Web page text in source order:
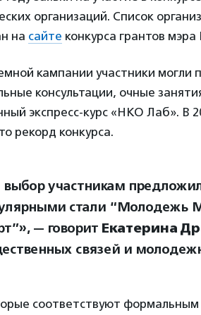
организаций. Список
на сайте конкурса грантов
кампании участники могли
консультации, очные
экспресс-курс «НКО Лаб». В
рекорд конкурса.
выбор участникам
стали “Молодежь
— говорит Екатерина
связей и
соответствуют формальным